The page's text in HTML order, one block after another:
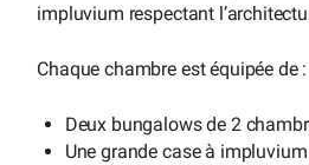
impluvium respectant
Chaque chambre est équipée de :
Deux bungalows de 2
Une grande case à